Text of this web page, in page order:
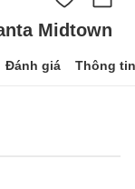
Midtown
Đánh giá Thông